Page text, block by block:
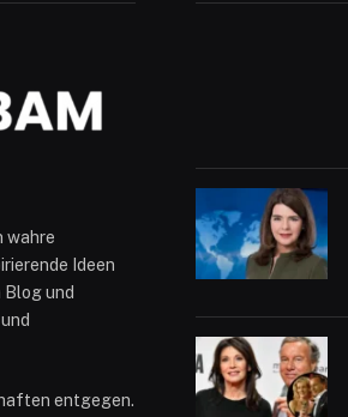
wahre
Ideen
Blog und
entgegen.